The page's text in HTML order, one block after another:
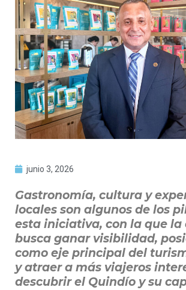
junio 3, 2026
Gastronomía, cultura y
locales son algunos de los
esta iniciativa, con la que la
busca ganar visibilidad,
como eje principal del
y atraer a más viajeros
descubrir el Quindío y su